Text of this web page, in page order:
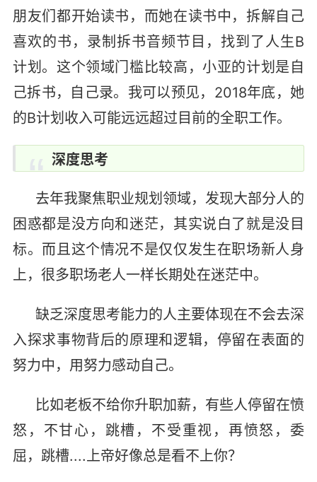
朋友们都开始读书，而她在读书中，拆解自己
喜欢的书，录制拆书音频节目，找到了人生B
计划。这个领域门槛比较高，小亚的计划是自
己拆书，自己录。我可以预见，2018年底，她
的B计划收入可能远远超过目前的全职工作。
深度思考
去年我聚焦职业规划领域，发现大部分人的
困惑都是没方向和迷茫，其实说白了就是没目
标。而且这个情况不是仅仅发生在职场新人身
上，很多职场老人一样长期处在迷茫中。
缺乏深度思考能力的人主要体现在不会去深
入探求事物背后的原理和逻辑，停留在表面的
努力中，用努力感动自己。
比如老板不给你升职加薪，有些人停留在愤
怒，不甘心，跳槽，不受重视，再愤怒，委
屈，跳槽....上帝好像总是看不上你？